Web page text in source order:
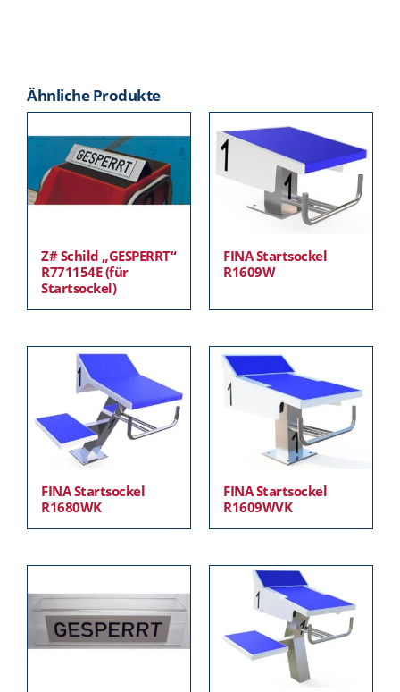
Ähnliche Produkte
Z# Schild „GESPERRT“
R771154E (für
Startsockel)
FINA Startsockel
R1609W
FINA Startsockel
R1680WK
FINA Startsockel
R1609WVK